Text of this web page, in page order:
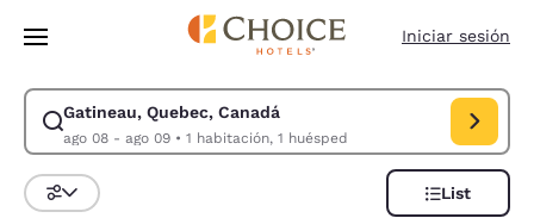
Pasar A Contenido Principal
Iniciar sesión
Gatineau, Quebec, Canadá
ago 08 - ago 09• 1 habitación, 1 huésped
Modificar la búsqueda de Gatineau, Quebec, Canadá. Fecha de
Ordenar y filtrar
List